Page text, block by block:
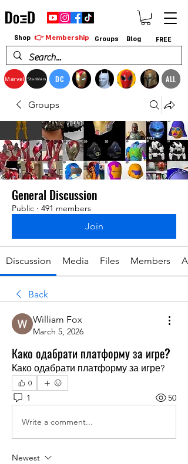
Marvel StarWars DC ALL
Shop 👉 Membership Groups Blog FREE
Groups
General Discussion
Public · 491 members
Join
Discussion Media Files Members
Back
William Fox
March 5, 2026
Како одабрати платформу за игре?
Како одабрати платформу за игре?
0
1 50
Write a comment...
Newest